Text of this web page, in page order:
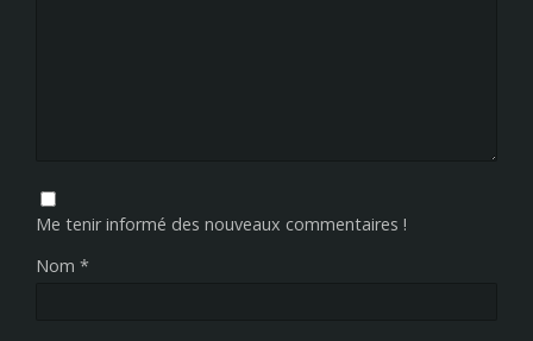
Me tenir informé des nouveaux commentaires !
Nom *